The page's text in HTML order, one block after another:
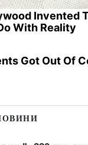
Invented
With Reality
Got Out Of